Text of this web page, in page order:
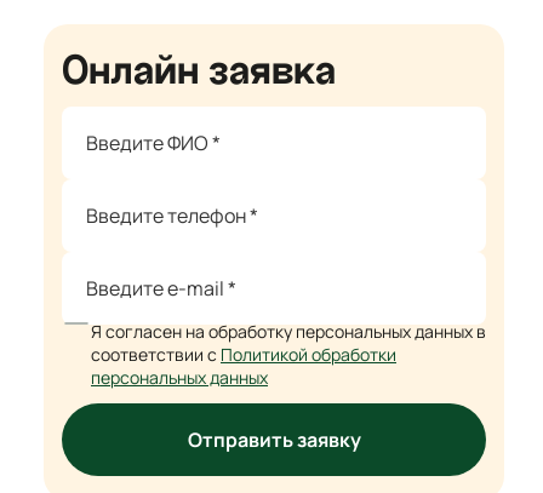
Онлайн заявка
Я согласен на обработку персональных данных в
соответствии с Политикой обработки
персональных данных
Отправить заявку